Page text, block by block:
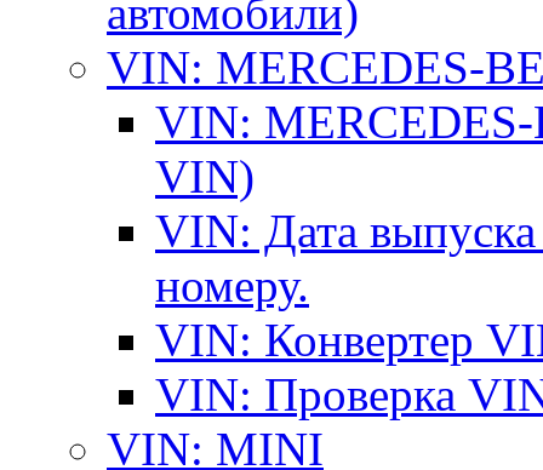
автомобили)
VIN: MERCEDES-
VIN: MERCEDES-
VIN)
VIN: Дата
номеру.
VIN: Конвертер
VIN: Проверка
VIN: MINI